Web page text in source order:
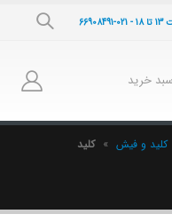
خرید
کلید و فیش » کلید